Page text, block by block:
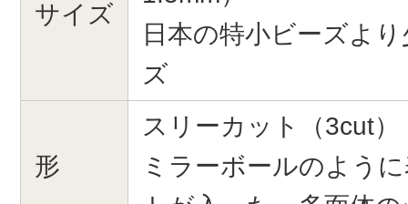
サイズ
日本の特小ビーズよ
ズ
形
スリーカット（3cut）
ミラーボールのよう